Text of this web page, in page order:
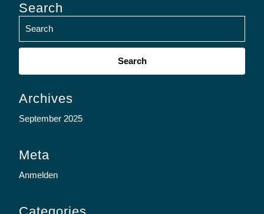
Search
Search
Archives
September 2025
Meta
Anmelden